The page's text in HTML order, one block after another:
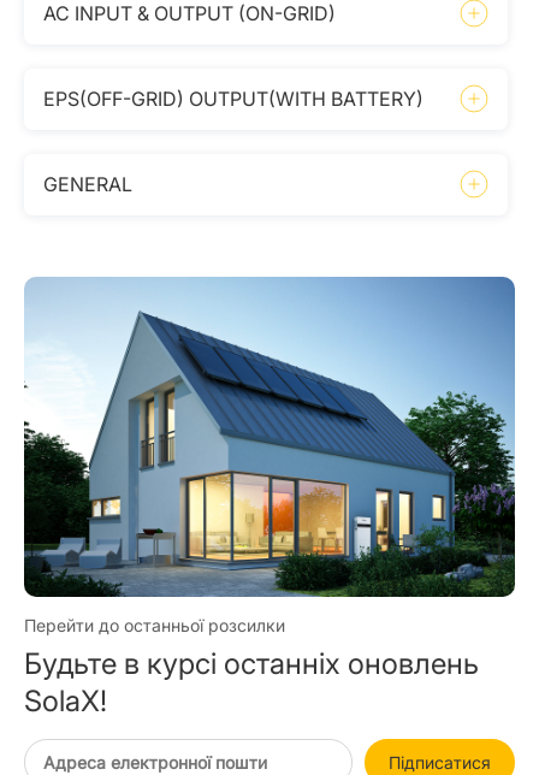
AC INPUT & OUTPUT (ON-GRID)
EPS(OFF-GRID) OUTPUT(WITH BATTERY)
GENERAL
Перейти до останньої розсилки
Будьте в курсі останніх оновлень
SolaX!
Підписатися